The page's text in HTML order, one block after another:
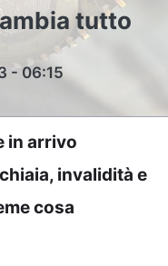
tutto
- 06:15
in arrivo
invalidità e
cosa